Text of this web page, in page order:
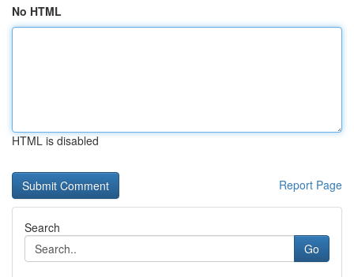
No HTML
HTML is disabled
Report Page
Search
Go